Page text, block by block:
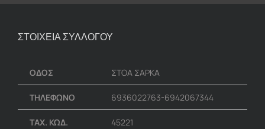
ΣΤΟΙΧΕΙΑ ΣΥΛΛΟΓΟΥ
ΟΔΟΣ ΣΤΟΑ ΣΑΡΚΑ
ΤΗΛΕΦΩΝΟ 6936022763-6942067344
ΤΑΧ. ΚΩΔ. 45221